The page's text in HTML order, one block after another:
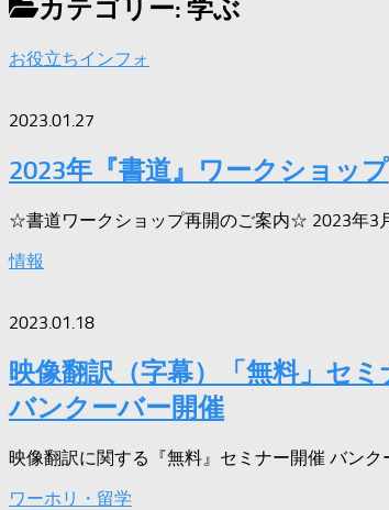
カテゴリー: 学ぶ
お役立ちインフォ
2023.01.27
2023年『書道』ワークショップ
☆書道ワークショップ再開のご案内☆ 2023年
情報
2023.01.18
映像翻訳（字幕）「無料」セミ
バンクーバー開催
映像翻訳に関する『無料』セミナー開催 バン
ワーホリ・留学